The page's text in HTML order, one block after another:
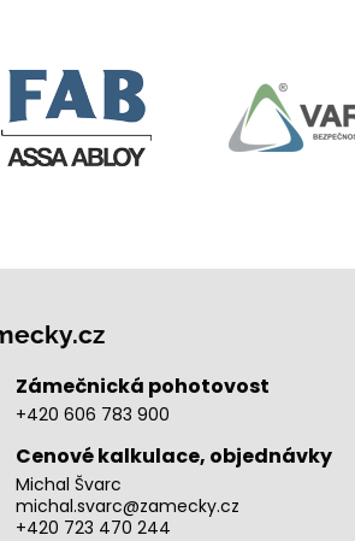
Zámečnická pohotovost
+420 606 783 900
Cenové kalkulace, objednávky
Michal Švarc
michal.svarc@zamecky.cz
+420 723 470 244